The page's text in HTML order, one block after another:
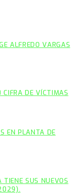
ALFREDO VARGAS
CIFRA DE VÍCTIMAS
EN PLANTA DE
TIENE SUS NUEVOS